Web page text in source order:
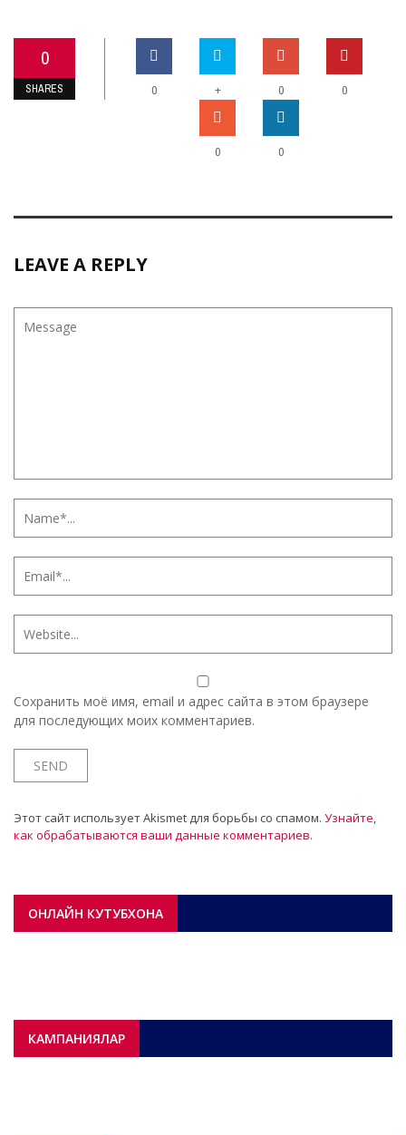
0
SHARES 0 + 0 0
0 0
LEAVE A REPLY
Сохранить моё имя, email и адрес сайта в этом браузере
для последующих моих комментариев.
Этот сайт использует Akismet для борьбы со спамом. Узнайте,
как обрабатываются ваши данные комментариев.
ОНЛАЙН КУТУБХОНА
КАМПАНИЯЛАР